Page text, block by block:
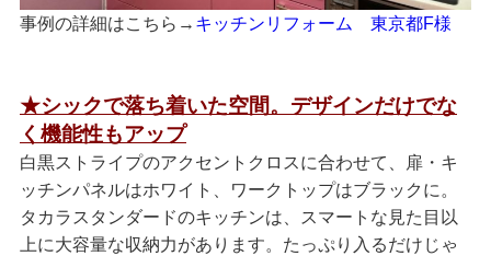
事例の詳細はこちら→ キッチンリフォーム 東京都F様
★シックで落ち着いた空間。デザインだけでな
く機能性もアップ
白黒ストライプのアクセントクロスに合わせて、扉・キ
ッチンパネルはホワイト、ワークトップはブラックに。
タカラスタンダードのキッチンは、スマートな見た目以
上に大容量な収納力があります。たっぷり入るだけじゃ